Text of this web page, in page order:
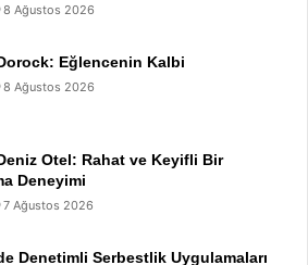
8 Ağustos 2026
Eğlencenin Kalbi
8 Ağustos 2026
Otel: Rahat ve Keyifli Bir
Deneyimi
7 Ağustos 2026
Denetimli Serbestlik Uygulamaları